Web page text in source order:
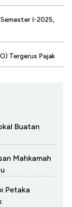
I-2025,
Tergerus Pajak
Buatan
Mahkamah
Petaka